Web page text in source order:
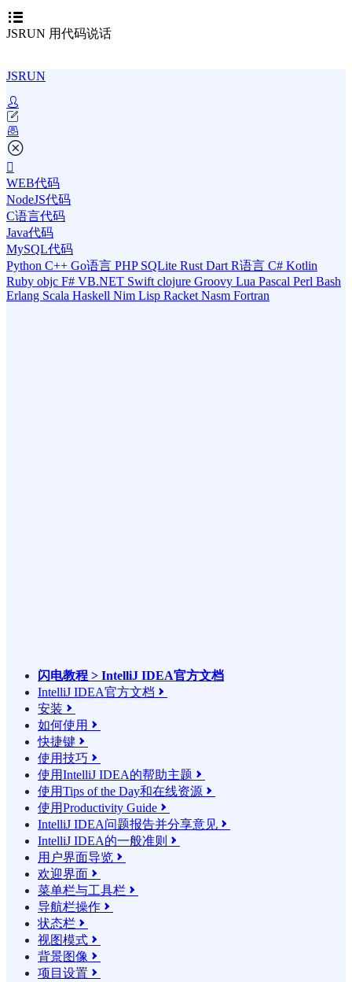
JSRUN 用代码说话
JSRUN
WEB代码
NodeJS代码
C语言代码
Java代码
MySQL代码
Python C++ Go语言 PHP SQLite Rust Dart R语言 C# Kotlin
Ruby objc F# VB.NET Swift clojure Groovy Lua Pascal Perl Bash
Erlang Scala Haskell Nim Lisp Racket Nasm Fortran
闪电教程 > IntelliJ IDEA官方文档
IntelliJ IDEA官方文档 
安装 
如何使用 
快捷键 
使用技巧 
使用IntelliJ IDEA的帮助主题 
使用Tips of the Day和在线资源 
使用Productivity Guide 
IntelliJ IDEA问题报告并分享意见 
IntelliJ IDEA的一般准则 
用户界面导览 
欢迎界面 
菜单栏与工具栏 
导航栏操作 
状态栏 
视图模式 
背景图像 
项目设置 